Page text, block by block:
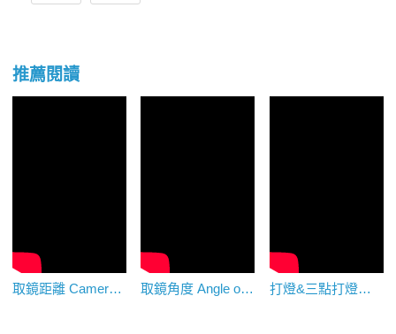
推薦閱讀
取鏡距離 Camera Distance 取鏡角度 Angle of Framing 打燈&三點打燈法 Lighting&Three-point lighting